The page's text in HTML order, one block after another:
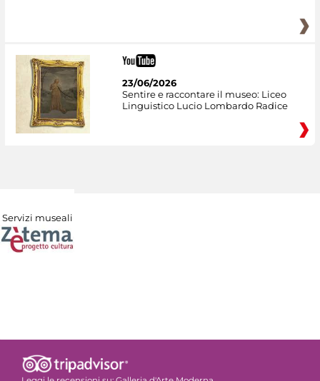
23/06/2026
Sentire e raccontare il museo: Liceo
Linguistico Lucio Lombardo Radice
Servizi museali